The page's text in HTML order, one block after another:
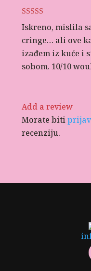
Ocijenjeno
od 5
Iskreno, mislila
cringe… ali ove
izađem iz kuće i
sobom. 10/10
Add a review
Morate biti
recenziju.